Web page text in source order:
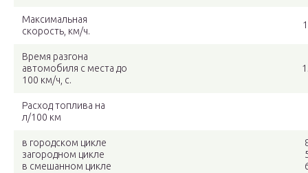
Максимальная
скорость, км/ч.
Время разгона
автомобиля с места до
100 км/ч, с.
Расход топлива на
л/100 км
в городском цикле
загородном цикле
в смешанном цикле